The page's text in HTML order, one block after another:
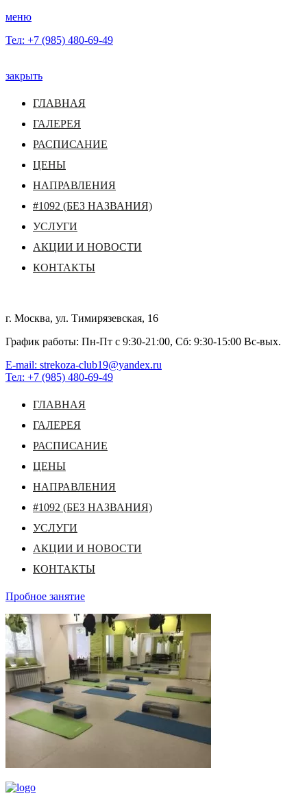
меню
Тел: +7 (985) 480-69-49
закрыть
ГЛАВНАЯ
ГАЛЕРЕЯ
РАСПИСАНИЕ
ЦЕНЫ
НАПРАВЛЕНИЯ
#1092 (БЕЗ НАЗВАНИЯ)
УСЛУГИ
АКЦИИ И НОВОСТИ
КОНТАКТЫ
г. Москва, ул. Тимирязевская, 16
График работы: Пн-Пт с 9:30-21:00, Сб: 9:30-15:00 Вс-вых.
E-mail: strekoza-club19@yandex.ru
Тел: +7 (985) 480-69-49
ГЛАВНАЯ
ГАЛЕРЕЯ
РАСПИСАНИЕ
ЦЕНЫ
НАПРАВЛЕНИЯ
#1092 (БЕЗ НАЗВАНИЯ)
УСЛУГИ
АКЦИИ И НОВОСТИ
КОНТАКТЫ
Пробное занятие